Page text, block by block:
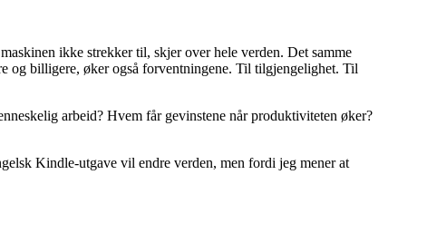
ikke strekker til, skjer over hele verden. Det samme
og billigere, øker også forventningene. Til tilgjengelighet. Til
arbeid? Hvem får gevinstene når produktiviteten øker?
Kindle-utgave vil endre verden, men fordi jeg mener at